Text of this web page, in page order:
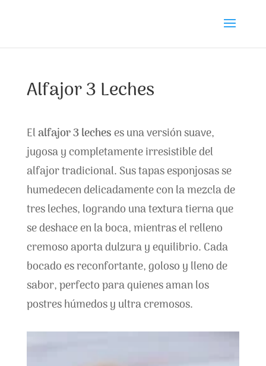
Alfajor 3 Leches
Elalfajor 3 lecheses una versión suave,
jugosa y completamente irresistible del
alfajor tradicional. Sus tapas esponjosas se
humedecen delicadamente con la mezcla de
tres leches, logrando una textura tierna que
se deshace en la boca, mientras el relleno
cremoso aporta dulzura y equilibrio. Cada
bocado es reconfortante, goloso y lleno de
sabor, perfecto para quienes aman los
postres húmedos y ultra cremosos.